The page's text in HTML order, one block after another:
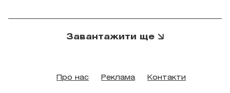
Завантажити ще
Про нас Реклама Контакти